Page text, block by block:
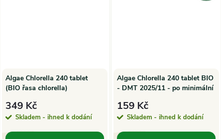
Algae Chlorella 240 tablet
(BIO řasa chlorella)
349 Kč
Skladem - ihned k dodání
Algae Chlorella 240 tablet BIO
- DMT 2025/11 - po minimální
159 Kč
Skladem - ihned k dodání